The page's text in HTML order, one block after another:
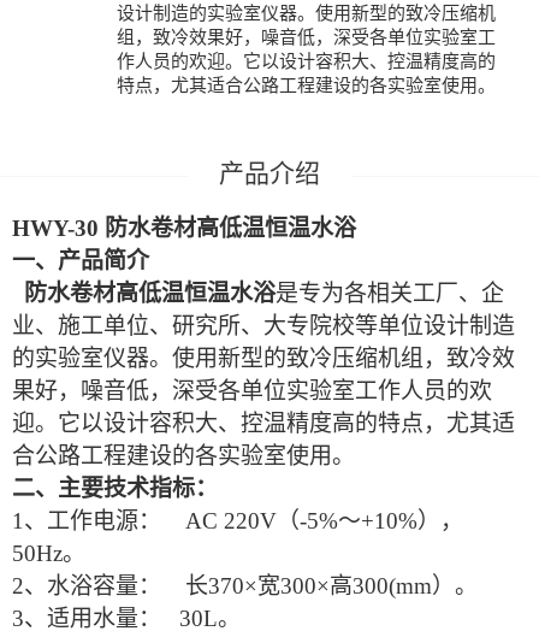
设计制造的实验室仪器。使用新型的致冷压缩机
组，致冷效果好，噪音低，深受各单位实验室工
作人员的欢迎。它以设计容积大、控温精度高的
特点，尤其适合公路工程建设的各实验室使用。
HWY-30 防水卷材高低温恒温水浴
一、产品简介
防水卷材高低温恒温水浴是专为各相关工厂、企
业、施工单位、研究所、大专院校等单位设计制造
的实验室仪器。使用新型的致冷压缩机组，致冷效
果好，噪音低，深受各单位实验室工作人员的欢
迎。它以设计容积大、控温精度高的特点，尤其适
合公路工程建设的各实验室使用。
二、主要技术指标：
1、工作电源： AC 220V（-5%～+10%），
50Hz。
2、水浴容量： 长370×宽300×高300(mm）。
3、适用水量： 30L。